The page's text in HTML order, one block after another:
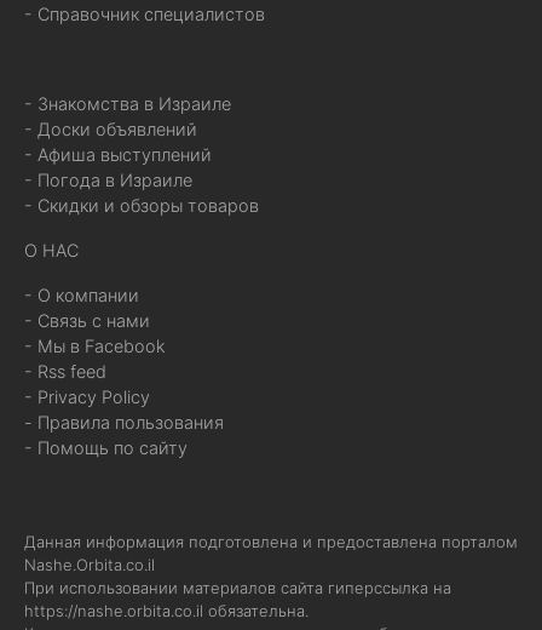
- Справочник специалистов
- Знакомства в Израиле
- Доски объявлений
- Афиша выступлений
- Погода в Израиле
- Скидки и обзоры товаров
О НАС
- О компании
- Связь с нами
- Мы в Facebook
- Rss feed
- Privacy Policy
- Правила пользования
- Помощь по сайту
Данная информация подготовлена и предоставлена порталом
Nashe.Orbita.co.il
При использовании материалов сайта гиперссылка на
https://nashe.orbita.co.il обязательна.